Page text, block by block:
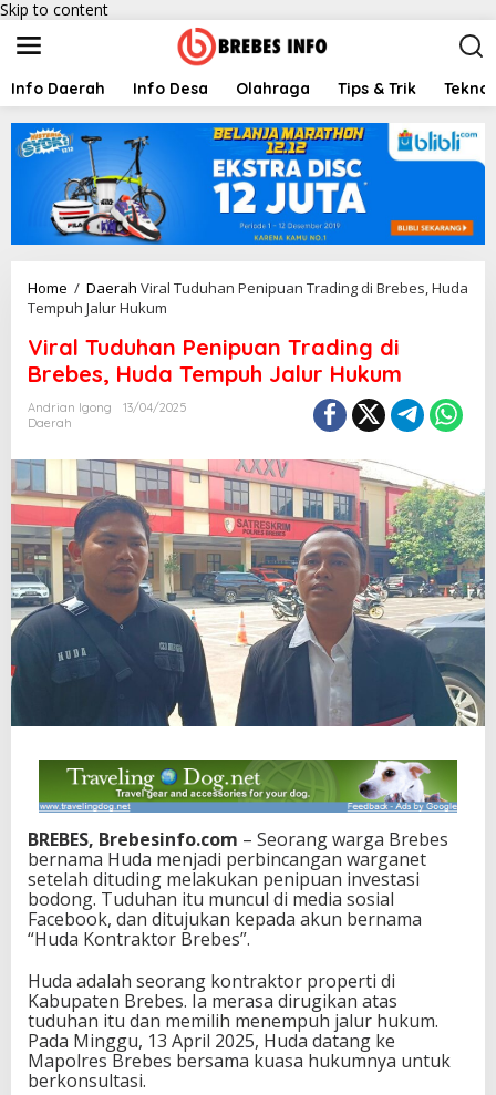
Skip to content
Info Daerah Info Desa Olahraga Tips & Trik
Home / Daerah Viral Tuduhan Penipuan Trading di Brebes, Huda
Tempuh Jalur Hukum
Viral Tuduhan Penipuan Trading di
Brebes, Huda Tempuh Jalur Hukum
Andrian Igong
13/04/2025
Daerah
BREBES, Brebesinfo.com – Seorang warga Brebes
bernama Huda menjadi perbincangan warganet
setelah dituding melakukan penipuan investasi
bodong. Tuduhan itu muncul di media sosial
Facebook, dan ditujukan kepada akun bernama
“Huda Kontraktor Brebes”.
Huda adalah seorang kontraktor properti di
Kabupaten Brebes. Ia merasa dirugikan atas
tuduhan itu dan memilih menempuh jalur hukum.
Pada Minggu, 13 April 2025, Huda datang ke
Mapolres Brebes bersama kuasa hukumnya untuk
berkonsultasi.